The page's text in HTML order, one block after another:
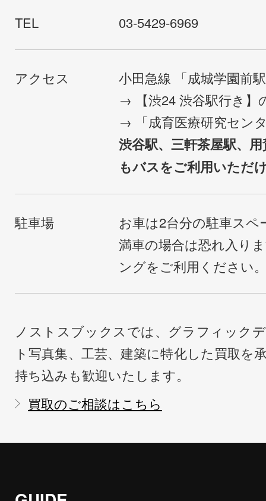
TEL 03-5429-6969
アクセス
小田急線 「成城学園前
→ 【渋24 渋谷駅行き】
→ 「成育医療研究セン
渋谷駅、三軒茶屋駅、
もバスをご利用いただ
駐車場
お車は2台分の駐車ス
満車の場合は恐れ入り
ングをご利用ください
ノストスブックスでは、グラフィック
ト写真集、工芸、建築に特化した買取を
持ち込みも歓迎いたします。
買取のご相談はこちら